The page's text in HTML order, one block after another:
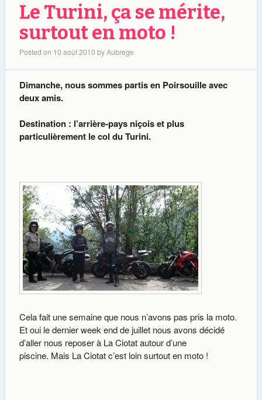
Le Turini, ça se mérite,
surtout en moto !
Posted on 10 août 2010 byAubrege
Dimanche, nous sommes partis en Poirsouille avec
deux amis.
Destination : l’arrière-pays niçois et plus
particulièrement le col du Turini.
Cela fait une semaine que nous n’avons pas pris la moto.
Et oui le dernier week end de juillet nous avons décidé
d’aller nous reposer à La Ciotat autour d’une
piscine. Mais La Ciotat c’est loin surtout en moto !